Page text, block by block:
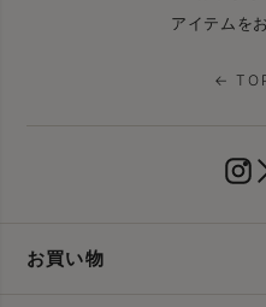
アイテムを
←
お買い物